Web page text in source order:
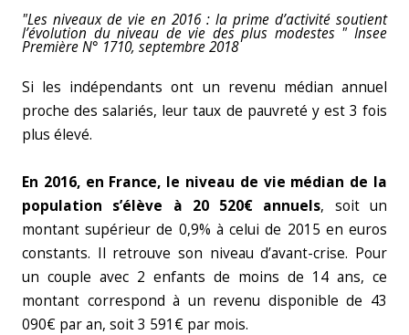
"Les niveaux de vie en 2016 : la prime d’activité soutient
l’évolution du niveau de vie des plus modestes " Insee
Première N° 1710, septembre 2018
Si les indépendants ont un revenu médian annuel
proche des salariés, leur taux de pauvreté y est 3 fois
plus élevé.
En 2016, en France, le niveau de vie médian de la
population s’élève à 20 520€ annuels, soit un
montant supérieur de 0,9% à celui de 2015 en euros
constants. Il retrouve son niveau d’avant-crise. Pour
un couple avec 2 enfants de moins de 14 ans, ce
montant correspond à un revenu disponible de 43
090€ par an, soit 3 591€ par mois.